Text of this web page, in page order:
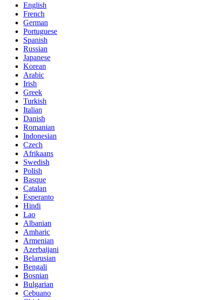
English
French
German
Portuguese
Spanish
Russian
Japanese
Korean
Arabic
Irish
Greek
Turkish
Italian
Danish
Romanian
Indonesian
Czech
Afrikaans
Swedish
Polish
Basque
Catalan
Esperanto
Hindi
Lao
Albanian
Amharic
Armenian
Azerbaijani
Belarusian
Bengali
Bosnian
Bulgarian
Cebuano